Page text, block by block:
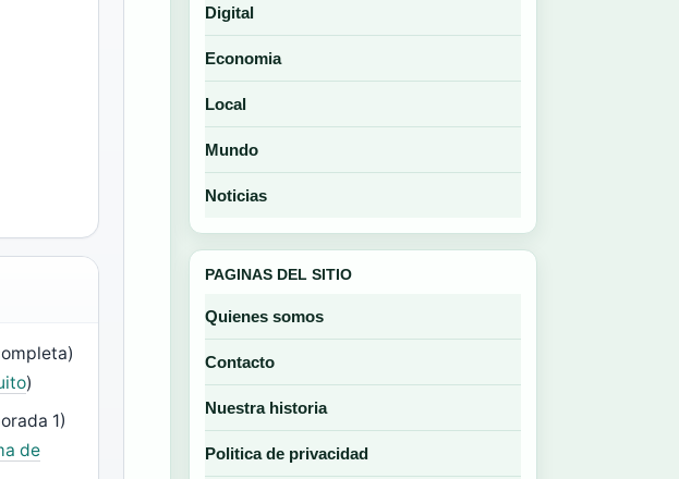
)
1)
de
Digital
Economia
Local
Mundo
Noticias
PAGINAS DEL SITIO
Quienes somos
Contacto
Nuestra historia
Politica de privacidad